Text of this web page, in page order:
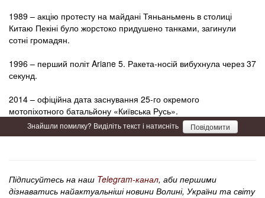
1989 – акцію протесту на майдані Тяньаньмень в столиці
Китаю Пекіні було жорстоко придушено танками, загинули
сотні громадян.
1996 – перший політ Ariane 5. Ракета-носій вибухнула через 37
секунд.
2014 – офіційна дата заснування 25-го окремого
мотопіхотного батальйону «Київська Русь».
Знайшли помилку? Виділіть текст і натисніть Повідомити
Підписуйтесь на наш Telegram-канал, аби першими
дізнаватись найактуальніші новини Волині, України та світу